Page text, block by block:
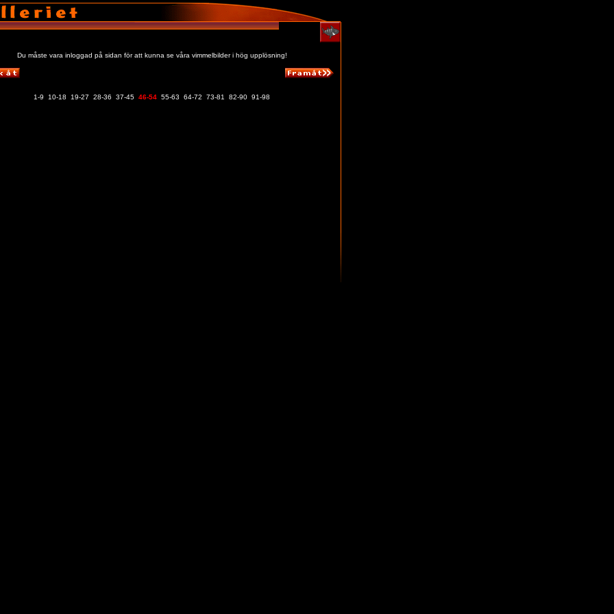
Du måste vara inloggad på sidan för att kunna se våra vimmelbilder i hög upplösning!
1-9
10-18 19-27 28-36 37-45 46-54 55-63 64-72 73-81 82-90 91-98